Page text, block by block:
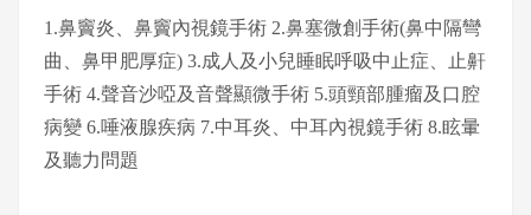
1.鼻竇炎、鼻竇內視鏡手術 2.鼻塞微創手術(鼻中隔彎
曲、鼻甲肥厚症) 3.成人及小兒睡眠呼吸中止症、止鼾
手術 4.聲音沙啞及音聲顯微手術 5.頭頸部腫瘤及口腔
病變 6.唾液腺疾病 7.中耳炎、中耳內視鏡手術 8.眩暈
及聽力問題